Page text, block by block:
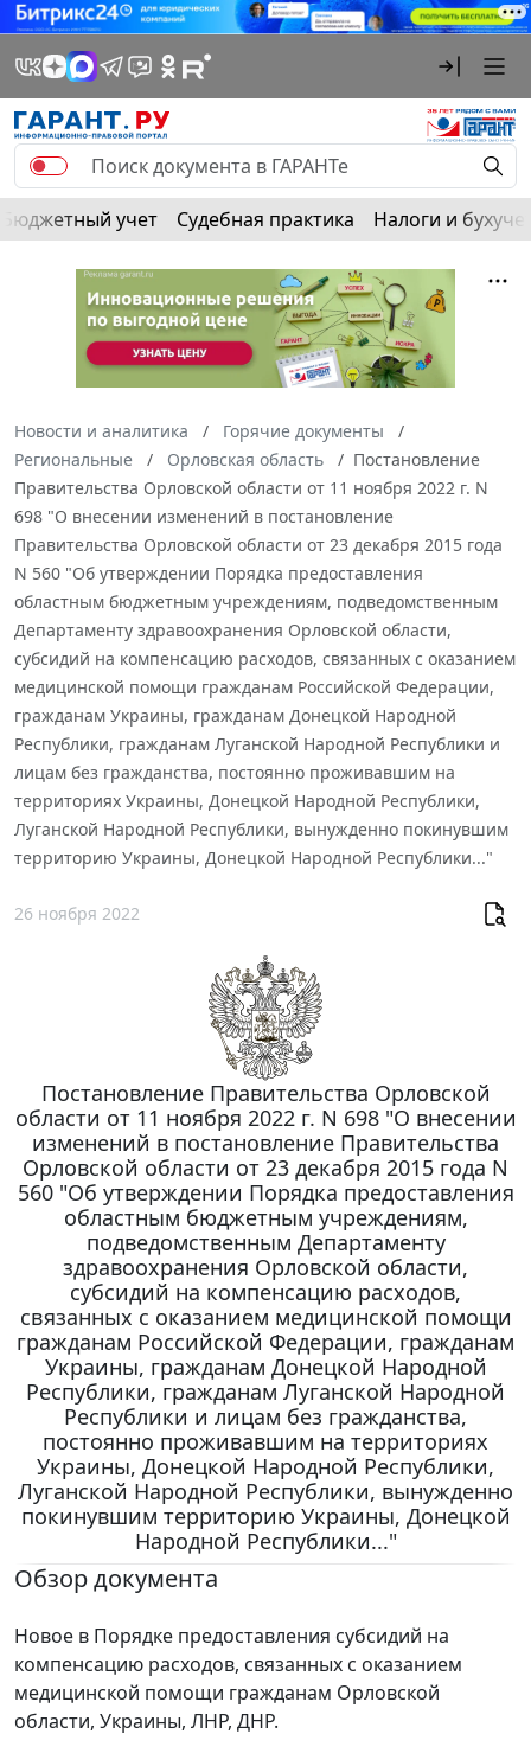
Бюджетный учет Судебная практика Налоги и
Новости и аналитика
Горячие документы
Региональные
Орловская область
Постановление
Правительства Орловской области от 11 ноября 2022 г. N
698 "О внесении изменений в постановление
Правительства Орловской области от 23 декабря 2015 года
N 560 "Об утверждении Порядка предоставления
областным бюджетным учреждениям, подведомственным
Департаменту здравоохранения Орловской области,
субсидий на компенсацию расходов, связанных с оказанием
медицинской помощи гражданам Российской Федерации,
гражданам Украины, гражданам Донецкой Народной
Республики, гражданам Луганской Народной Республики и
лицам без гражданства, постоянно проживавшим на
территориях Украины, Донецкой Народной Республики,
Луганской Народной Республики, вынужденно покинувшим
территорию Украины, Донецкой Народной Республики..."
26 ноября 2022
Постановление Правительства Орловской
области от 11 ноября 2022 г. N 698 "О внесении
изменений в постановление Правительства
Орловской области от 23 декабря 2015 года N
560 "Об утверждении Порядка предоставления
областным бюджетным учреждениям,
подведомственным Департаменту
здравоохранения Орловской области,
субсидий на компенсацию расходов,
связанных с оказанием медицинской помощи
гражданам Российской Федерации, гражданам
Украины, гражданам Донецкой Народной
Республики, гражданам Луганской Народной
Республики и лицам без гражданства,
постоянно проживавшим на территориях
Украины, Донецкой Народной Республики,
Луганской Народной Республики, вынужденно
покинувшим территорию Украины, Донецкой
Народной Республики..."
Обзор документа
Новое в Порядке предоставления субсидий на
компенсацию расходов, связанных с оказанием
медицинской помощи гражданам Орловской
области, Украины, ЛНР, ДНР.